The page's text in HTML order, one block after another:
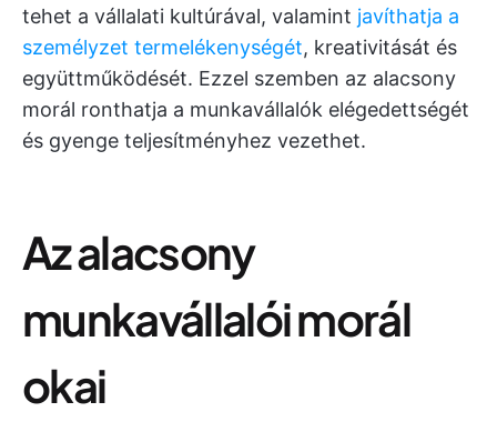
tehet a vállalati kultúrával, valamint javíthatja a
személyzet termelékenységét, kreativitását és
együttműködését. Ezzel szemben az alacsony
morál ronthatja a munkavállalók elégedettségét
és gyenge teljesítményhez vezethet.
Az alacsony
munkavállalói morál
okai